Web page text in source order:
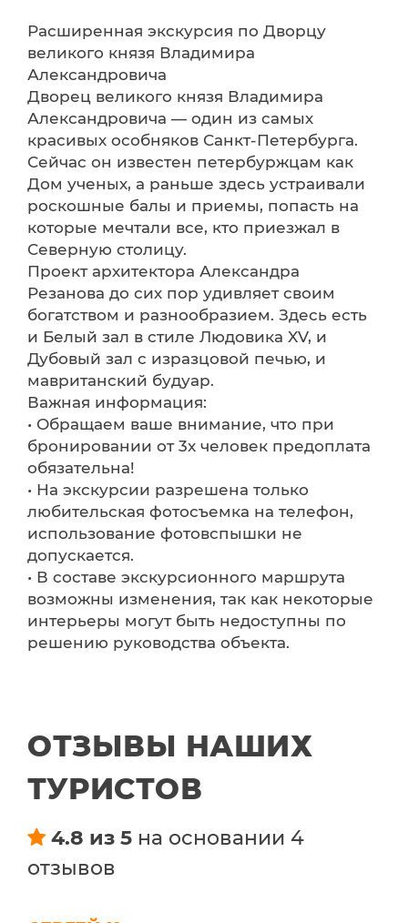
Расширенная экскурсия по Дворцу
великого князя Владимира
Александровича
Дворец великого князя Владимира
Александровича — один из самых
красивых особняков Санкт-Петербурга.
Сейчас он известен петербуржцам как
Дом ученых, а раньше здесь устраивали
роскошные балы и приемы, попасть на
которые мечтали все, кто приезжал в
Северную столицу.
Проект архитектора Александра
Резанова до сих пор удивляет своим
богатством и разнообразием. Здесь есть
и Белый зал в стиле Людовика XV, и
Дубовый зал с изразцовой печью, и
мавританский будуар.
Важная информация:
• Обращаем ваше внимание, что при
бронировании от 3х человек предоплата
обязательна!
• На экскурсии разрешена только
любительская фотосъемка на телефон,
использование фотовспышки не
допускается.
• В составе экскурсионного маршрута
возможны изменения, так как некоторые
интерьеры могут быть недоступны по
решению руководства объекта.
ОТЗЫВЫ НАШИХ
ТУРИСТОВ
4.8 из 5 на основании 4
отзывов